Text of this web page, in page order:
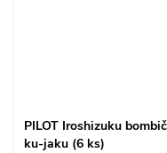
PILOT Iroshizuku
ku-jaku (6 ks)